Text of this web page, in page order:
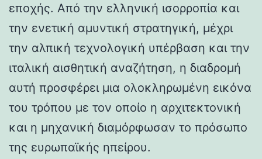
εποχής. Από την ελληνική ισορροπία και
την ενετική αμυντική στρατηγική, μέχρι
την αλπική τεχνολογική υπέρβαση και την
ιταλική αισθητική αναζήτηση, η διαδρομή
αυτή προσφέρει μια ολοκληρωμένη εικόνα
του τρόπου με τον οποίο η αρχιτεκτονική
και η μηχανική διαμόρφωσαν το πρόσωπο
της ευρωπαϊκής ηπείρου.